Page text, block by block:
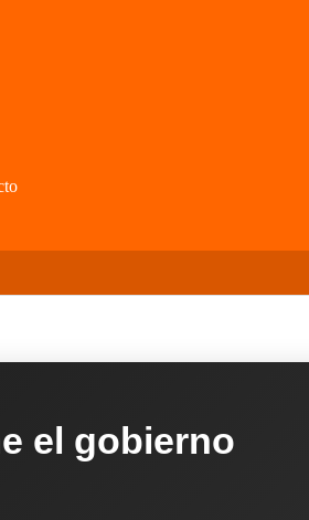
el gobierno